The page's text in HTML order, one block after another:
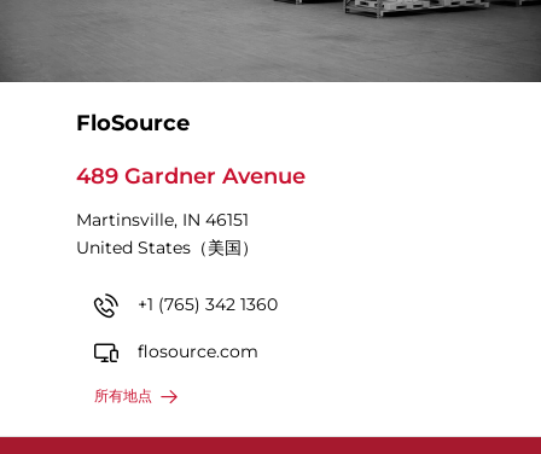
FloSource
489 Gardner Avenue
Martinsville, IN 46151
United States（美国）
+1 (765) 342 1360
flosource.com
所有地点